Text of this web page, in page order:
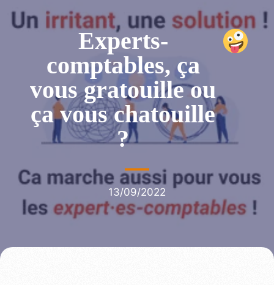
Experts-
comptables, ça
vous gratouille ou
ça vous chatouille
?
13/09/2022